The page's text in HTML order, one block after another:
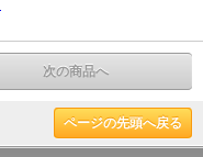
次の商品へ
ページの先頭へ戻る